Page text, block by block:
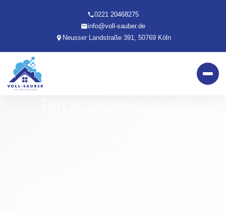
0221 20468275
info@voll-sauber.de
Neusser Landstraße 391, 50769 Köln